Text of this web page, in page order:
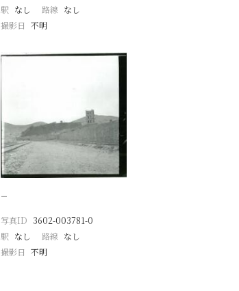
駅 なし 路線 なし
撮影日 不明
−
写真ID 3602-003781-0
駅 なし 路線 なし
撮影日 不明